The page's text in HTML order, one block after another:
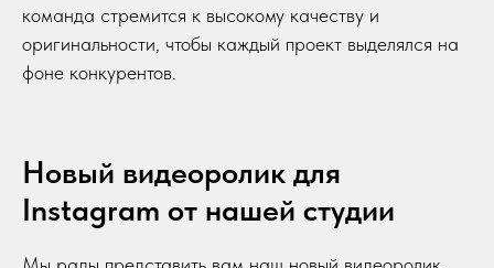
команда стремится к высокому качеству и
оригинальности, чтобы каждый проект выделялся на
фоне конкурентов.
Новый видеоролик для
Instagram от нашей студии